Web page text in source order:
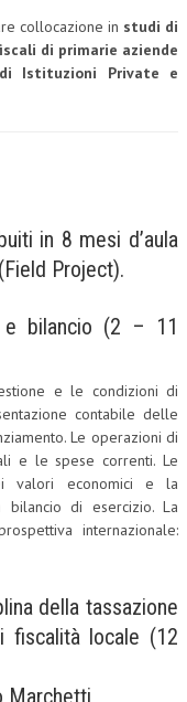
collocazione in studi di
di primarie aziende
Istituzioni Private e
in 8 mesi d’aula
Project).
e bilancio (2 – 11
e le condizioni di
contabile delle
Le operazioni di
e le spese correnti. Le
valori economici e la
bilancio di esercizio. La
internazionale:
della tassazione
fiscalità locale (12